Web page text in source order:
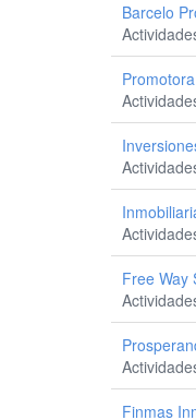
Barcelo
Free Way
Finmas